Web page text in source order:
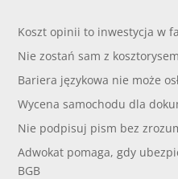
Koszt opinii to inwestycja w
Nie zostań sam z
Bariera językowa nie może
Wycena samochodu dla
Nie podpisuj pism bez
Adwokat pomaga, gdy
BGB